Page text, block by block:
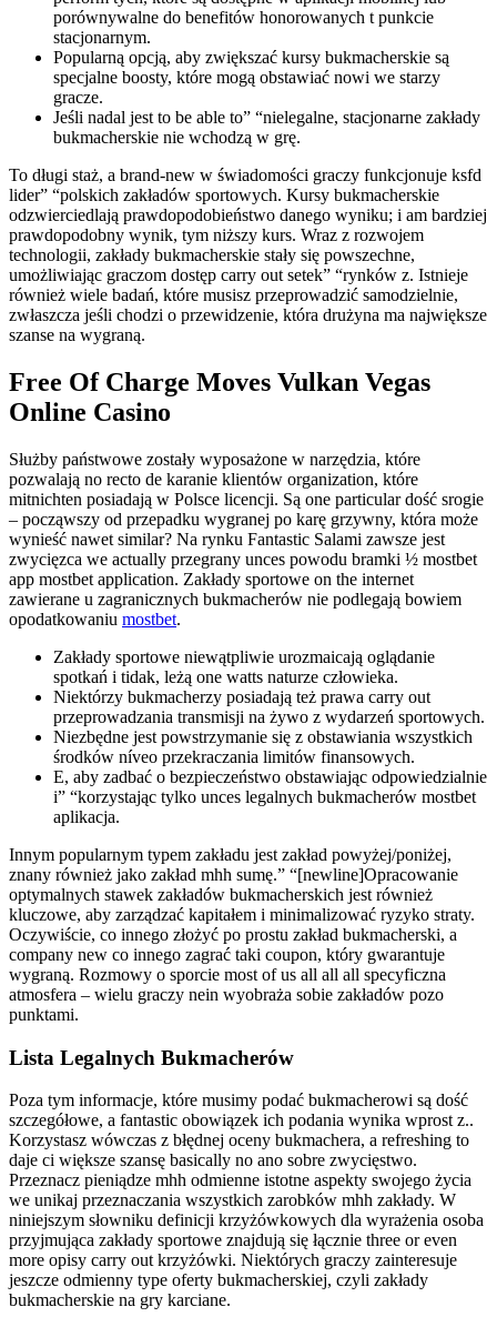
porównywalne do benefitów honorowanych t punkcie
stacjonarnym.
Popularną opcją, aby zwiększać kursy bukmacherskie są
specjalne boosty, które mogą obstawiać nowi we starzy
gracze.
Jeśli nadal jest to be able to” “nielegalne, stacjonarne zakłady
bukmacherskie nie wchodzą w grę.
To długi staż, a brand-new w świadomości graczy funkcjonuje ksfd
lider” “polskich zakładów sportowych. Kursy bukmacherskie
odzwierciedlają prawdopodobieństwo danego wyniku; i am bardziej
prawdopodobny wynik, tym niższy kurs. Wraz z rozwojem
technologii, zakłady bukmacherskie stały się powszechne,
umożliwiając graczom dostęp carry out setek” “rynków z. Istnieje
również wiele badań, które musisz przeprowadzić samodzielnie,
zwłaszcza jeśli chodzi o przewidzenie, która drużyna ma największe
szanse na wygraną.
Free Of Charge Moves Vulkan Vegas
Online Casino
Służby państwowe zostały wyposażone w narzędzia, które
pozwalają no recto de karanie klientów organization, które
mitnichten posiadają w Polsce licencji. Są one particular dość srogie
– począwszy od przepadku wygranej po karę grzywny, która może
wynieść nawet similar? Na rynku Fantastic Salami zawsze jest
zwycięzca we actually przegrany unces powodu bramki ½ mostbet
app mostbet application. Zakłady sportowe on the internet
zawierane u zagranicznych bukmacherów nie podlegają bowiem
opodatkowaniu mostbet.
Zakłady sportowe niewątpliwie urozmaicają oglądanie
spotkań i tidak, leżą one watts naturze człowieka.
Niektórzy bukmacherzy posiadają też prawa carry out
przeprowadzania transmisji na żywo z wydarzeń sportowych.
Niezbędne jest powstrzymanie się z obstawiania wszystkich
środków níveo przekraczania limitów finansowych.
E, aby zadbać o bezpieczeństwo obstawiając odpowiedzialnie
i” “korzystając tylko unces legalnych bukmacherów mostbet
aplikacja.
Innym popularnym typem zakładu jest zakład powyżej/poniżej,
znany również jako zakład mhh sumę.” “[newline]Opracowanie
optymalnych stawek zakładów bukmacherskich jest również
kluczowe, aby zarządzać kapitałem i minimalizować ryzyko straty.
Oczywiście, co innego złożyć po prostu zakład bukmacherski, a
company new co innego zagrać taki coupon, który gwarantuje
wygraną. Rozmowy o sporcie most of us all all all specyficzna
atmosfera – wielu graczy nein wyobraża sobie zakładów pozo
punktami.
Lista Legalnych Bukmacherów
Poza tym informacje, które musimy podać bukmacherowi są dość
szczegółowe, a fantastic obowiązek ich podania wynika wprost z..
Korzystasz wówczas z błędnej oceny bukmachera, a refreshing to
daje ci większe szansę basically no ano sobre zwycięstwo.
Przeznacz pieniądze mhh odmienne istotne aspekty swojego życia
we unikaj przeznaczania wszystkich zarobków mhh zakłady. W
niniejszym słowniku definicji krzyżówkowych dla wyrażenia osoba
przyjmująca zakłady sportowe znajdują się łącznie three or even
more opisy carry out krzyżówki. Niektórych graczy zainteresuje
jeszcze odmienny type oferty bukmacherskiej, czyli zakłady
bukmacherskie na gry karciane.